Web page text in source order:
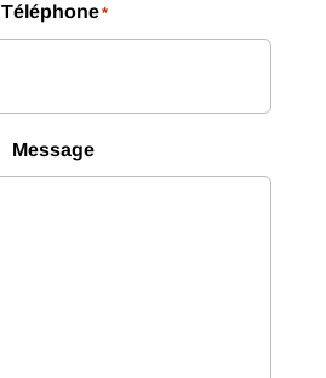
Téléphone*
Message